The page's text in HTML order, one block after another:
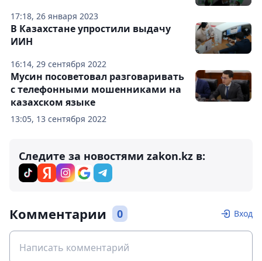
17:18, 26 января 2023
16:14, 29 сентября 2022
В Казахстане упростили выдачу
ИИН
13:05, 13 сентября 2022
Мусин посоветовал разговаривать
с телефонными мошенниками на
казахском языке
Следите за новостями zakon.kz в:
Комментарии 0 Вход